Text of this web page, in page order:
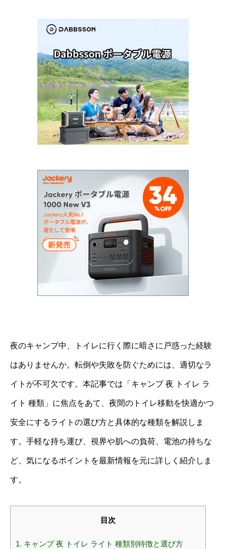
夜のキャンプ中、トイレに行く際に暗さに戸惑った経験
はありませんか。転倒や失敗を防ぐためには、適切なラ
イトが不可欠です。本記事では「キャンプ 夜 トイレ ラ
イト 種類」に焦点をあて、夜間のトイレ移動を快適かつ
安全にするライトの選び方と具体的な種類を解説しま
す。手軽な持ち運び、視界や肌への負荷、電池の持ちな
ど、気になるポイントを最新情報を元に詳しく紹介しま
す。
目次
1. キャンプ 夜 トイレ ライト 種類別特徴と選び方